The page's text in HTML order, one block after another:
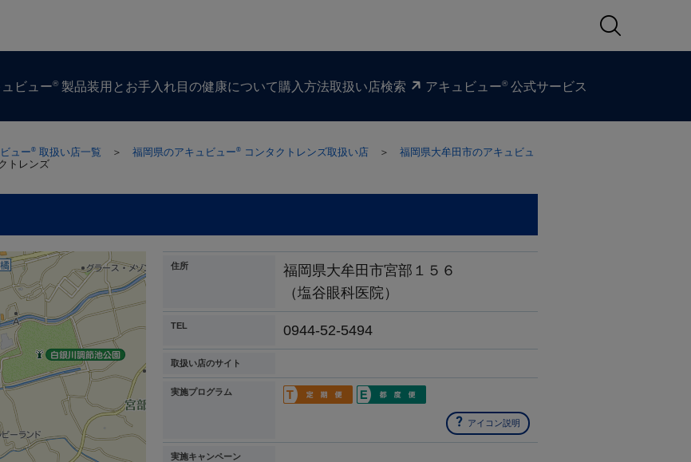
ビュー® 製品装用とお手入れ目の​健康に​ついて購入方​法取扱い​店検索 アキュビュー® 公式サービス
ュー® 取扱い店一覧 ＞ 福岡県のアキュビュー® コンタクトレンズ取扱い店 ＞ 福岡県大牟田市のアキュビュ
トレンズ
住所
福岡県大牟田市宮部１５６
（塩谷眼科医院）
TEL 0944-52-5494
取扱い店のサイト
実施プログラム
アイコン説明
実施キャンペーン